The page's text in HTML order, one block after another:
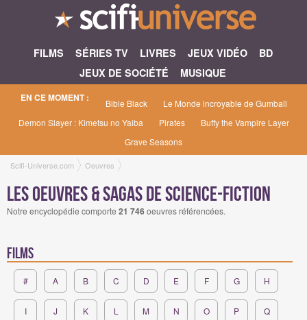
FILMS SÉRIES TV LIVRES JEUX VIDÉO
BD
JEUX DE SOCIÉTÉ
MUSIQUE
EN CE MOMENT : Bible Black
Le Monde incroyable de Gumball
Demon Slayer : Kimetsu no Yaiba
Pirates
Buffy the Vampire Layer
Grave Seasons
Scifi-Universe.com Oeuvres
Les Oeuvres & Sagas de science-fiction
Notre encyclopédie comporte 21 746oeuvres référencées.
Films
# A B C D E F G H
I J K L M N O P Q